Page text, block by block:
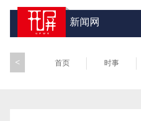
新闻网
首页 时事
<